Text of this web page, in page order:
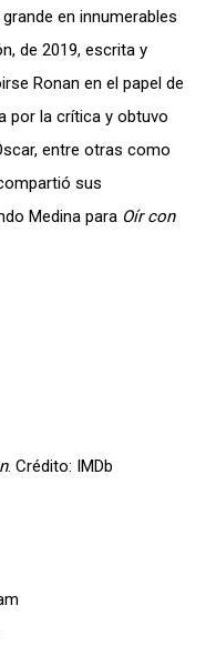
en innumerables
de 2019, escrita y
Ronan en el papel de
por la crítica y obtuvo
entre otras como
sus
Medina para Oír con
. Crédito: IMDb